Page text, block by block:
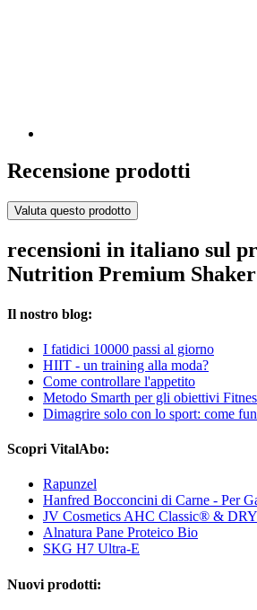
Recensione prodotti
Valuta questo prodotto
recensioni in italiano sul
Nutrition Premium
Il nostro blog:
I fatidici 10000 passi al giorno
HIIT - un training alla moda?
Come controllare l'appetito
Metodo Smarth per gli obiettivi
Dimagrire solo con lo sport: come
Scopri VitalAbo:
Rapunzel
Hanfred Bocconcini di Carne - Per
JV Cosmetics AHC Classic® &
Alnatura Pane Proteico Bio
SKG H7 Ultra-E
Nuovi prodotti: